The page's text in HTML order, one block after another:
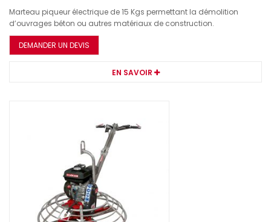
Marteau piqueur électrique de 15 Kgs permettant la démolition
d’ouvrages béton ou autres matériaux de construction.
DEMANDER UN DEVIS
EN SAVOIR